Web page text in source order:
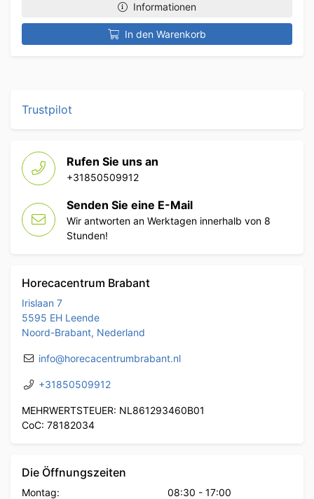
Informationen
In den Warenkorb
Trustpilot
Rufen Sie uns an
+31850509912
Senden Sie eine E-Mail
Wir antworten an Werktagen innerhalb von 8
Stunden!
Horecacentrum Brabant
Irislaan 7
5595 EH Leende
Noord-Brabant, Nederland
info@horecacentrumbrabant.nl
+31850509912
MEHRWERTSTEUER: NL861293460B01
CoC: 78182034
Die Öffnungszeiten
Montag: 08:30 - 17:00